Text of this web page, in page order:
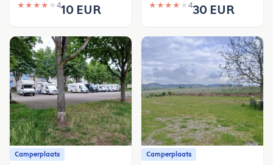
★ ★ ★ ★ ★ 410 EUR ★ ★ ★ ★ ★ 430 EUR
Camperplaats Camperplaats